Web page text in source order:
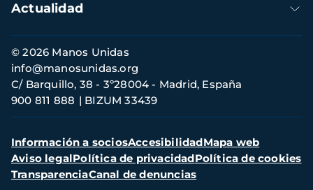
Actualidad
Información
de
contacto
© 2026 Manos Unidas
C/ Barquillo, 38 - 3º28004 - Madrid, España
900 811 888
BIZUM 33439
info@manosunidas.org
Menú
secundario
Información a sociosAccesibilidadMapa web
Aviso legalPolítica de privacidadPolítica de cookies
TransparenciaCanal de denuncias